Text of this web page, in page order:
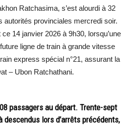
Ratchasima, s’est alourdi à 32
autorités provinciales mercredi soir.
14 janvier 2026 à 9h30, lorsqu’une
ligne de train à grande vitesse
express spécial n°21, assurant la
– Ubon Ratchathani.
passagers au départ. Trente-sept
descendus lors d’arrêts précédents,